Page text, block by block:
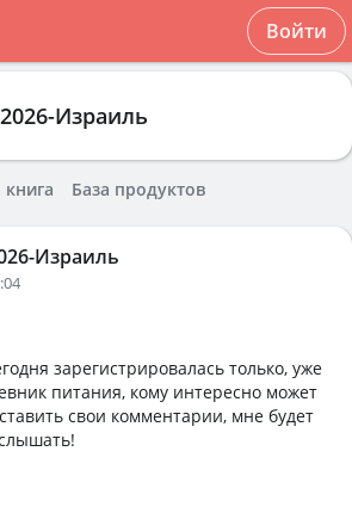
Войти
Израиль
База продуктов
Израиль
зарегистрировалась только, уже
питания, кому интересно может
свои комментарии, мне будет